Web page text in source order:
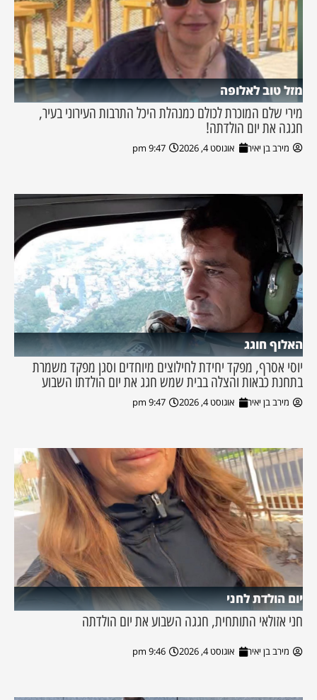
מזל טוב לאלופה
מירי שלם המוכרת לכולם כמנהלת היכל התרבות העירוני בעיר,
חגגה את יום הולדתה!
מירב בן יאיר אוגוסט 4, 2026 9:47 pm
האלוף חוגג
יוסי אסרף, מפקד יחידת לחילוצים מיוחדים וסגן מפקד משמרת
בתחנת כבאות והצלה בבית שמש חגג את יום הולדתו השבוע
מירב בן יאיר אוגוסט 4, 2026 9:47 pm
יום הולדת לחני
חני אזולאי התותחית, חגגה השבוע את יום הולדתה
מירב בן יאיר אוגוסט 4, 2026 9:46 pm